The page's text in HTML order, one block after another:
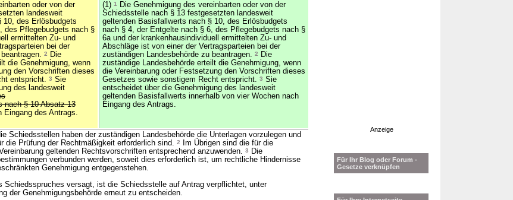
oder von der
landesweit
10, des Erlösbudgets
des Pflegebudgets nach §
ermittelten Zu- und
bei der
2
Die
die Genehmigung, wenn
den Vorschriften dieses
entspricht. 3 Sie
des landesweit
nach § 10 Absatz 13
Eingang des Antrags.
(1) 1
Die Genehmigung des vereinbarten oder von der
Schiedsstelle nach § 13 festgesetzten landesweit
geltenden Basisfallwerts nach § 10, des Erlösbudgets
nach § 4, der Entgelte nach § 6, des Pflegebudgets nach §
6a und der krankenhausindividuell ermittelten Zu- und
Abschläge ist von einer der Vertragsparteien bei der
zuständigen Landesbehörde zu beantragen. 2
Die
zuständige Landesbehörde erteilt die Genehmigung, wenn
die Vereinbarung oder Festsetzung den Vorschriften dieses
Gesetzes sowie sonstigem Recht entspricht. 3 Sie
entscheidet über die Genehmigung des landesweit
geltenden Basisfallwerts innerhalb von vier Wochen nach
Eingang des Antrags.
Schiedsstellen haben der zuständigen Landesbehörde die Unterlagen vorzulegen und
die Prüfung der Rechtmäßigkeit erforderlich sind. 2
Im Übrigen sind die für die
geltenden Rechtsvorschriften entsprechend anzuwenden. 3
Die
verbunden werden, soweit dies erforderlich ist, um rechtliche Hindernisse
Genehmigung entgegenstehen.
Schiedsspruches versagt, ist die Schiedsstelle auf Antrag verpflichtet, unter
der Genehmigungsbehörde erneut zu entscheiden.
Anzeige
Für Ihr Blog oder Forum -
Gesetze verknüpfen